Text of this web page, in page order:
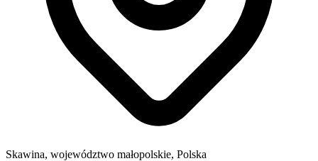
Skawina, województwo małopolskie, Polska